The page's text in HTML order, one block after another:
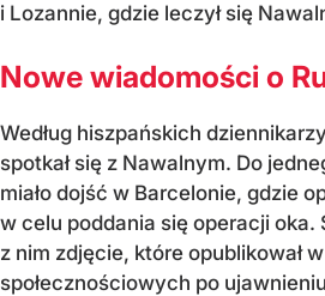
i Lozannie, gdzie leczył się
Nowe wiadomości o
Według hiszpańskich
spotkał się z Nawalnym. Do
miało dojść w Barcelonie, gdzie
w celu poddania się operacji oka.
z nim zdjęcie, które opublikował
społecznościowych po